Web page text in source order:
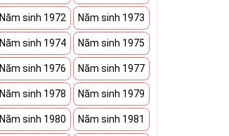
Năm sinh 1972 Năm sinh 1973
Năm sinh 1974 Năm sinh 1975
Năm sinh 1976 Năm sinh 1977
Năm sinh 1978 Năm sinh 1979
Năm sinh 1980 Năm sinh 1981